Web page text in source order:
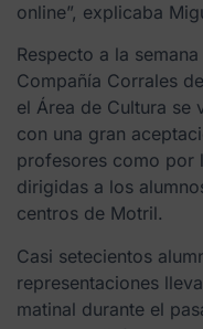
online”, explicaba
Respecto a la
Compañía Corrales
el Área de Cultura se
con una gran
profesores como por
dirigidas a los
centros de Motril.
Casi setecientos
representaciones
matinal durante el